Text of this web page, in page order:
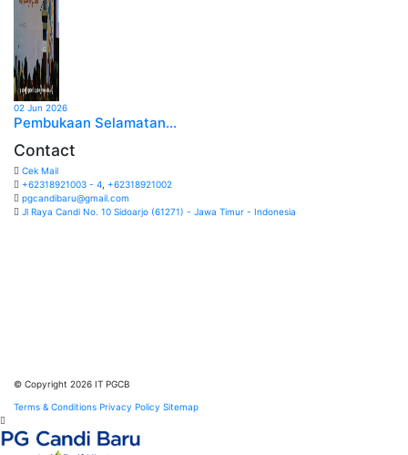
02 Jun 2026
Pembukaan Selamatan...
Contact
Cek Mail
+62318921003 - 4, +62318921002
pgcandibaru@gmail.com
Jl Raya Candi No. 10 Sidoarjo (61271) - Jawa Timur - Indonesia
© Copyright 2026 IT PGCB
Terms & Conditions Privacy Policy Sitemap